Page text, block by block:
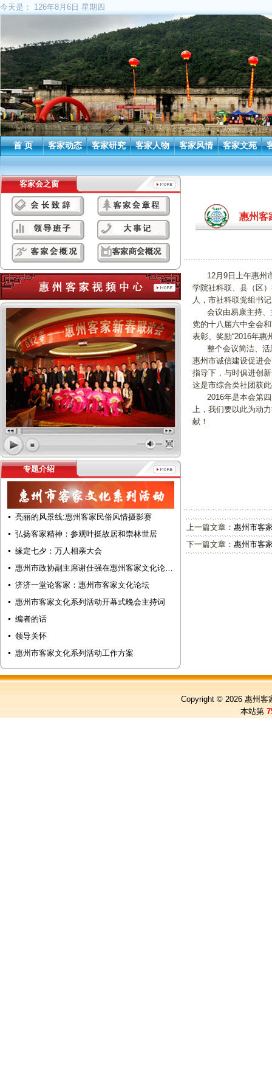
今天是： 126年8月6日 星期四
首 页 客家动态 客家研究 客家人物 客家风情 客家文苑
客家会之窗
专题介绍
亮丽的风景线:惠州客家民俗风情摄影赛
弘扬客家精神：参观叶挺故居和崇林世居
缘定七夕：万人相亲大会
惠州市政协副主席谢仕强在惠州客家文化论…
济济一堂论客家：惠州市客家文化论坛
惠州市客家文化系列活动开幕式晚会主持词
编者的话
领导关怀
惠州市客家文化系列活动工作方案
惠州客
12月9日上午惠州市
学院社科联、县（区
人，市社科联党组书
会议由易康主持、
党的十八届六中全会
表彰、奖励“2016年惠
整个会议简洁、活
惠州市诚信建设促进
指导下，与时俱进创
这是市综合类社团获
2016年是本会第四
上，我们要以此为动
献！
上一篇文章：惠州市客
下一篇文章：惠州市客
Copyright © 2026 惠州客
本站第